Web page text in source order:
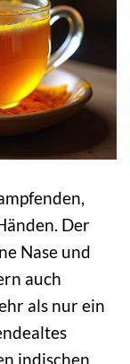
Der
Nase und
auch
als nur ein
indischen